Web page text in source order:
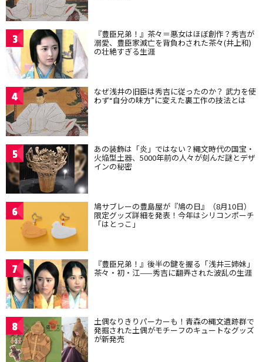
3 『豊臣兄弟！』茶々＝悪女はほぼ創作？秀吉が
溺愛、豊臣家滅亡を背負わされた茶々(井上和)
の壮絶すぎる生涯
4 なぜ浅井の旧臣は秀吉に従ったのか？ 武力を使
わず“自分の味方”に変えた裏工作の技法とは
5 あの装飾は「炎」ではない？縄文時代の国宝・
火焔型土器、5000年前の人々が刻んだ謎とデザ
インの秘密
6 鳩サブレーの豊島屋が『鳩の日』（8月10日）
限定グッズ詳細を発表！今年はシリコンポーチ
「はとっこ」
7 『豊臣兄弟！』後半の鍵を握る「浅井三姉妹」
茶々・初・江——秀吉に翻弄された波乱の生涯
8 土偶なりきりパーカーも！青森の縄文遺跡群で
発掘された土偶がモチーフのキュートなグッズ
が新発売